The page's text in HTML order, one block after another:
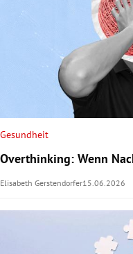
Gesundheit
Overthinking: Wenn
Elisabeth Gerstendorfer15.06.2026